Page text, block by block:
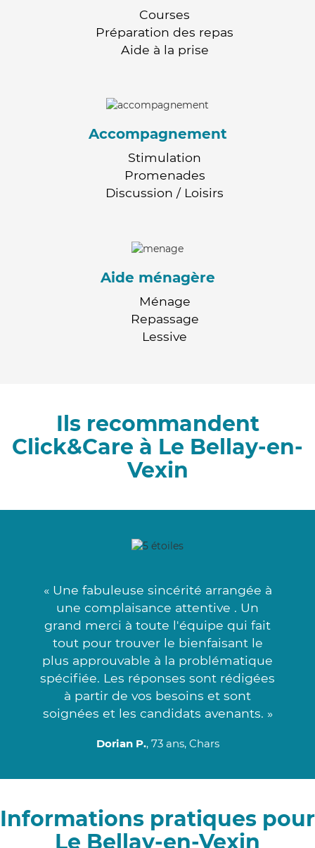
Courses
Préparation des repas
Aide à la prise
Accompagnement
Stimulation
Promenades
Discussion / Loisirs
Aide ménagère
Ménage
Repassage
Lessive
Ils recommandent
Click&Care à Le Bellay-en-
Vexin
« Une fabuleuse sincérité arrangée à
une complaisance attentive . Un
grand merci à toute l'équipe qui fait
tout pour trouver le bienfaisant le
plus approuvable à la problématique
spécifiée. Les réponses sont rédigées
à partir de vos besoins et sont
soignées et les candidats avenants. »
Dorian P., 73 ans, Chars
Informations pratiques pour
Le Bellay-en-Vexin